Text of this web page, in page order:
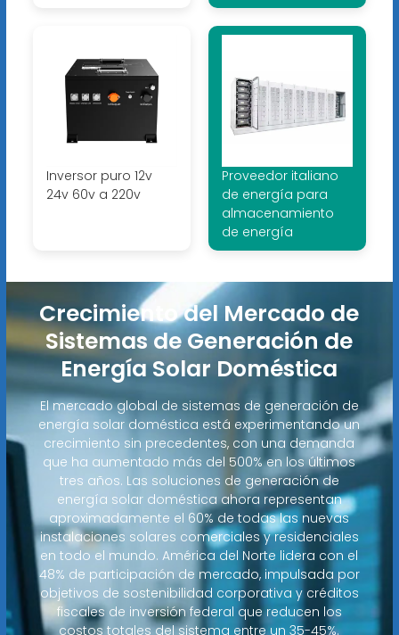
Inversor puro 12v
24v 60v a 220v
Proveedor italiano
de energía para
almacenamiento
de energía
Crecimiento del Mercado de
Sistemas de Generación de
Energía Solar Doméstica
El mercado global de sistemas de generación de
energía solar doméstica está experimentando un
crecimiento sin precedentes, con una demanda
que ha aumentado más del 500% en los últimos
tres años. Las soluciones de generación de
energía solar doméstica ahora representan
aproximadamente el 60% de todas las nuevas
instalaciones solares comerciales y residenciales
en todo el mundo. América del Norte lidera con el
48% de participación de mercado, impulsada por
objetivos de sostenibilidad corporativa y créditos
fiscales de inversión federal que reducen los
costos totales del sistema entre un 35-45%.